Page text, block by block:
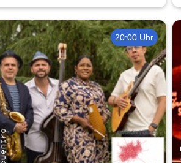
20:00 Uhr